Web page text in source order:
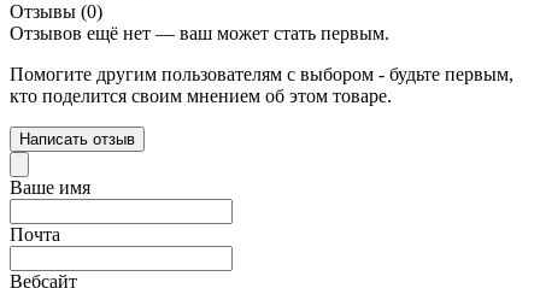
Отзывы (0)
Отзывов ещё нет — ваш может стать первым.
Помогите другим пользователям с выбором - будьте первым,
кто поделится своим мнением об этом товаре.
Написать отзыв
Ваше имя
Почта
Вебсайт